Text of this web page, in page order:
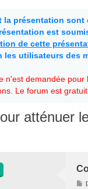
la présentation
est
de cette
les utilisateurs des
n'est demandée
Le forum est gratuit.
atténuer